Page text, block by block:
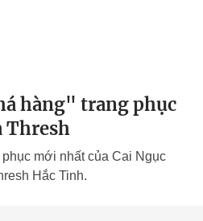
hàng" trang phục
Thresh
mới nhất của Cai Ngục
Hắc Tinh.